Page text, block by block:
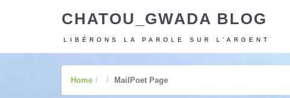
CHATOU_GWADA BLOG
LIBÉRONS LA PAROLE SUR L’ARGENT
Home MailPoet Page